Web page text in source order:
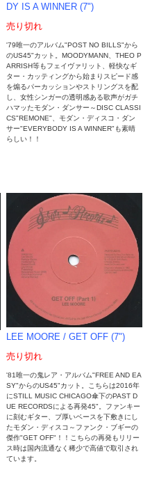
DY IS A WINNER (7")
売り切れ
'79唯一のアルバム"POST NO BILLS"から
のUS45"カット。MOODYMANN、THEO P
ARRISH等もフェイヴァリット、軽快なギ
ター・カッティングから始まりスピード感
を煽るパーカッションやストリングスを配
し、女性シンガーの透明感ある歌声がガチ
ハマッたモダン・ダンサー～DISC CLASSI
CS"REMONE"、モダン・ディスコ・ダン
サー"EVERYBODY IS A WINNER"も素晴
らしい！！
LEE MOORE / GET OFF (7")
売り切れ
'81唯一の鬼レア・アルバム"FREE AND EA
SY"からのUS45"カット。こちらは2016年
にSTILL MUSIC CHICAGO傘下のPAST D
UE RECORDSによる再発45"。ファンキー
に刻むギター、ブ厚いベースを下敷きにし
たモダン・ディスコ～ファンク・ブギーの
傑作"GET OFF"！！こちらの再発もリリー
ス時は国内流通なく稀少で高値で取引され
ています。